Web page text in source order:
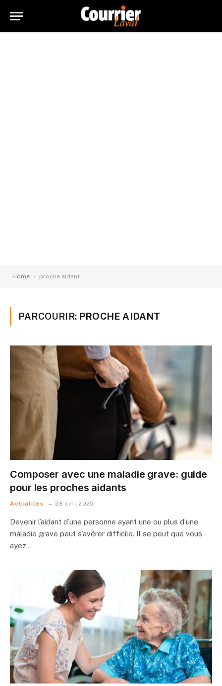
Home - proche aidant
PARCOURIR: PROCHE AIDANT
Composer avec une maladie grave: guide
pour les proches aidants
Actualités 28 avril 2025
Devenir l’aidant d’une personne ayant une ou plus d’une
maladie grave peut s’avérer difficile. Il se peut que vous
ayez…